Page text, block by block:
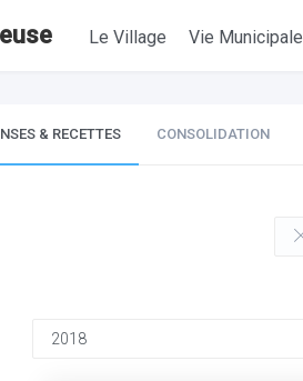
Le Village Vie Municipale
& RECETTES CONSOLIDATION